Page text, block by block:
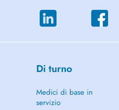
Di turno
Medici di base in
servizio